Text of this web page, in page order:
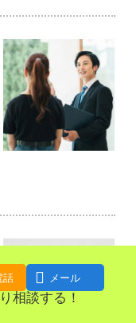
話  メール
相談する！